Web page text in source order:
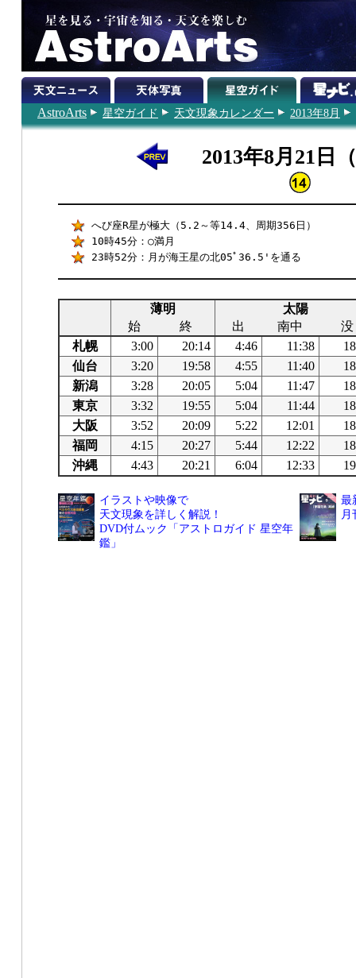
AstroArts 星空ガイド 天文現象カレンダー 2013年8月
2013年8月21日
へび座R星が極大（5.2～等14.4、周期356日）
10時45分：○満月
23時52分：月が海王星の北05ﾟ36.5'を通る
薄明
太陽
始
終 出 南中
没
札幌
3:00 20:14 4:46 11:38
仙台
3:20 19:58 4:55 11:40
新潟
3:28 20:05 5:04 11:47
東京
3:32 19:55 5:04 11:44
大阪
3:52 20:09 5:22 12:01
福岡
4:15 20:27 5:44 12:22
沖縄
4:43 20:21 6:04 12:33
イラストや映像で
天文現象を詳しく解説！
DVD付ムック「アストロガイド 星空年
鑑」
最
月